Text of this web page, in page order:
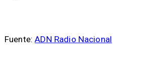
Fuente:ADN Radio Nacional